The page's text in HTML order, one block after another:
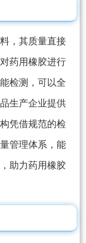
，其质量直接
药用橡胶进行
检测，可以全
生产企业提供
凭借规范的检
管理体系，能
助力药用橡胶